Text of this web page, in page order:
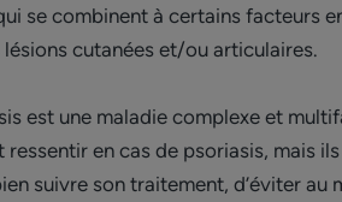
se combinent à certains facteurs
cutanées et/ou articulaires.
est une maladie complexe et
en cas de psoriasis, mais
suivre son traitement, d’éviter